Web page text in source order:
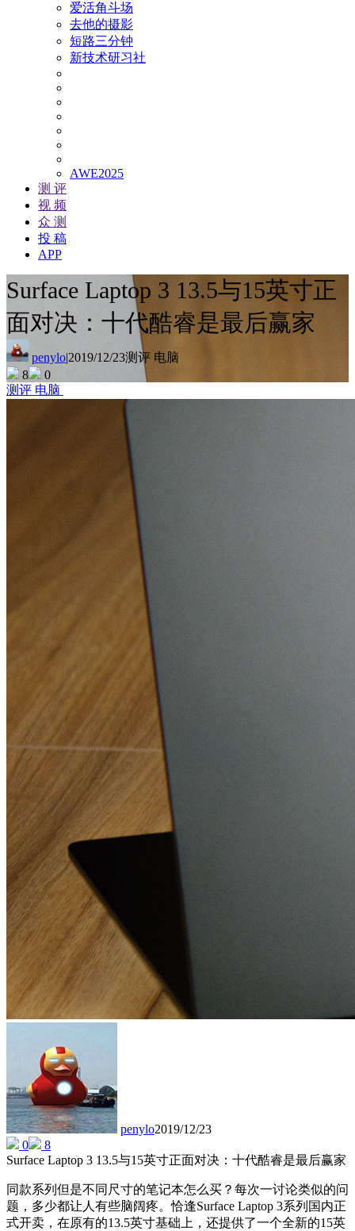
爱活角斗场
去他的摄影
短路三分钟
新技术研习社
AWE2025
测 评
视 频
众 测
投 稿
APP
Surface Laptop 3 13.5与15英寸正
面对决：十代酷睿是最后赢家
penylo|2019/12/23测评 电脑
8
0
测评 电脑
penylo2019/12/23
0
8
Surface Laptop 3 13.5与15英寸正面对决：十代酷睿是最后赢家
同款系列但是不同尺寸的笔记本怎么买？每次一讨论类似的问
题，多少都让人有些脑阔疼。恰逢Surface Laptop 3系列国内正
式开卖，在原有的13.5英寸基础上，还提供了一个全新的15英